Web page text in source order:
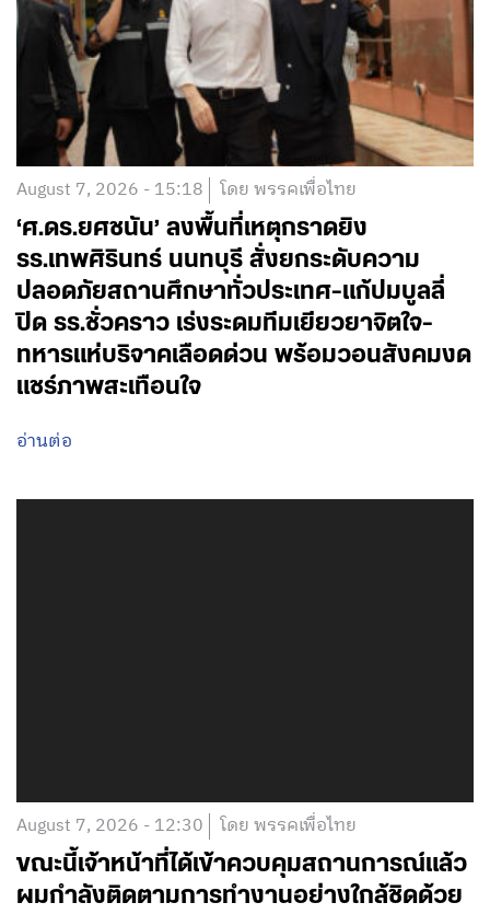
August 7, 2026 - 15:18 โดย พรรคเพื่อไทย
‘ศ.ดร.ยศชนัน’ ลงพื้นที่เหตุกราดยิง
รร.เทพศิรินทร์ นนทบุรี สั่งยกระดับความ
ปลอดภัยสถานศึกษาทั่วประเทศ-แก้ปมบูลลี่
ปิด รร.ชั่วคราว เร่งระดมทีมเยียวยาจิตใจ-
ทหารแห่บริจาคเลือดด่วน พร้อมวอนสังคมงด
แชร์ภาพสะเทือนใจ
อ่านต่อ
August 7, 2026 - 12:30 โดย พรรคเพื่อไทย
ขณะนี้เจ้าหน้าที่ได้เข้าควบคุมสถานการณ์แล้ว
ผมกำลังติดตามการทำงานอย่างใกล้ชิดด้วย